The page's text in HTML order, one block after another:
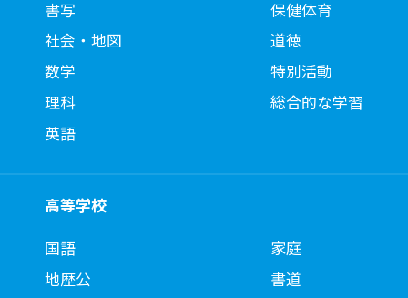
書写
社会・地図
数学
理科
英語
保健体育
道徳
特別活動
総合的な学習
高等学校
国語
地歴公
家庭
書道